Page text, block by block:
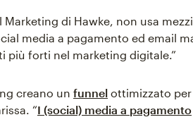
Marketing di Hawke, non usa
media a pagamento ed email
più forti nel marketing digitale.”
creano un funnel ottimizzato
“I (social) media a pagamento